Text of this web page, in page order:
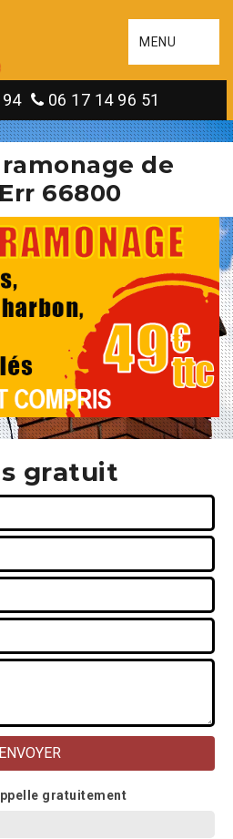
MENU
06 17 14 96 51
de
66800
gratuit
gratuitement